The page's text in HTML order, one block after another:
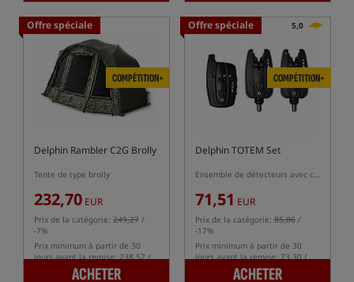
Offre spéciale
COMPÉTITION+
Delphin Rambler C2G Brolly
Tente de type brolly
232,70 EUR
Prix de la catégorie: 249,27 /
-7%
Prix minimum à partir de 30
jours avant la remise: 238.52 /
ACHETER
Offre spéciale 5,0
COMPÉTITION+
Delphin TOTEM Set
Ensemble de détecteurs avec centrale
71,51 EUR
Prix de la catégorie: 85,86 /
-17%
Prix minimum à partir de 30
jours avant la remise: 73.30 /
ACHETER